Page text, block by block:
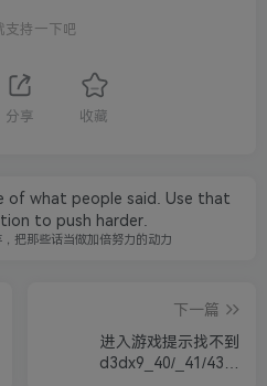
支持一下吧
分享 收藏
of what people said. Use that
to push harder.
把那些话当做加倍努力的动力
下一篇
进入游戏提示找不到
d3dx9_40/_41/43等